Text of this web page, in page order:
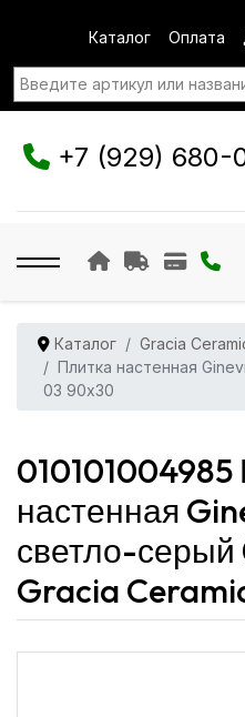
Каталог Оплата
+7 (929) 680-
Каталог Gracia
Плитка настенная
03 90x30
настенная
светло-
Gracia